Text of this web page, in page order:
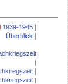
1939-1945 |
Überblick |
|
|
|